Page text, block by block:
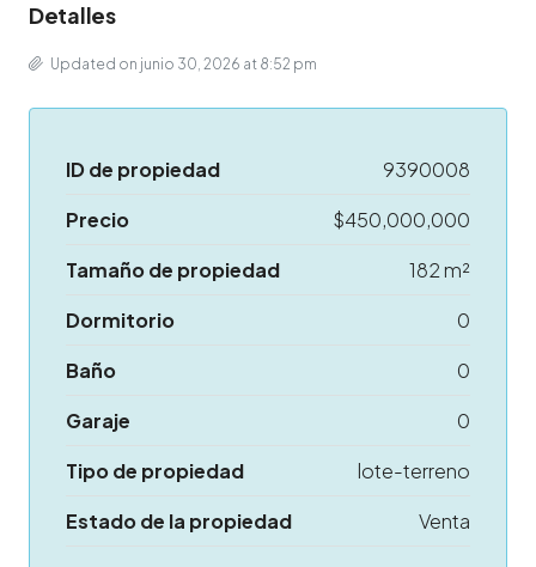
Detalles
Updated on junio 30, 2026 at 8:52 pm
ID de propiedad
9390008
Precio
$450,000,000
Tamaño de propiedad
182 m²
Dormitorio
0
Baño
0
Garaje
0
Tipo de propiedad
lote-terreno
Estado de la propiedad
Venta